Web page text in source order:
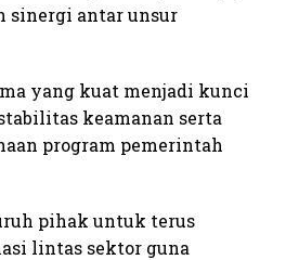
sinergi antar unsur
yang kuat menjadi kunci
keamanan serta
program pemerintah
pihak untuk terus
lintas sektor guna